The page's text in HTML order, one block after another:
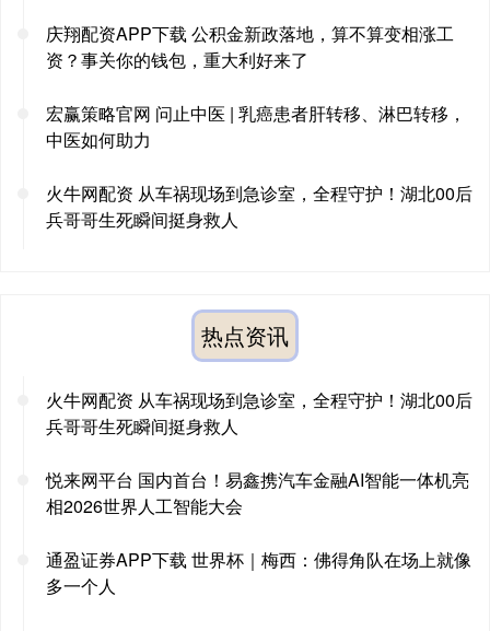
庆翔配资APP下载 公积金新政落地，算不算变相涨工
资？事关你的钱包，重大利好来了
宏赢策略官网 问止中医 | 乳癌患者肝转移、淋巴转移，
中医如何助力
火牛网配资 从车祸现场到急诊室，全程守护！湖北00后
兵哥哥生死瞬间挺身救人
热点资讯
火牛网配资 从车祸现场到急诊室，全程守护！湖北00后
兵哥哥生死瞬间挺身救人
悦来网平台 国内首台！易鑫携汽车金融AI智能一体机亮
相2026世界人工智能大会
通盈证券APP下载 世界杯｜梅西：佛得角队在场上就像
多一个人